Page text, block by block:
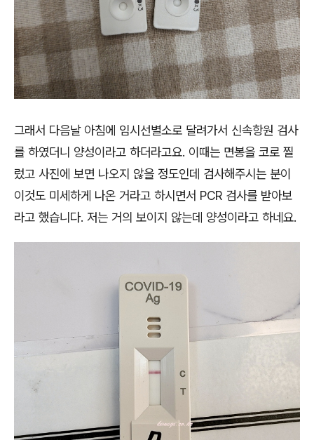
그래서 다음날 아침에 임시선별소로 달려가서 신속항원 검사
를 하였더니 양성이라고 하더라고요. 이때는 면봉을 코로 찔
렀고 사진에 보면 나오지 않을 정도인데 검사해주시는 분이
이것도 미세하게 나온 거라고 하시면서 PCR 검사를 받아보
라고 했습니다. 저는 거의 보이지 않는데 양성이라고 하네요.